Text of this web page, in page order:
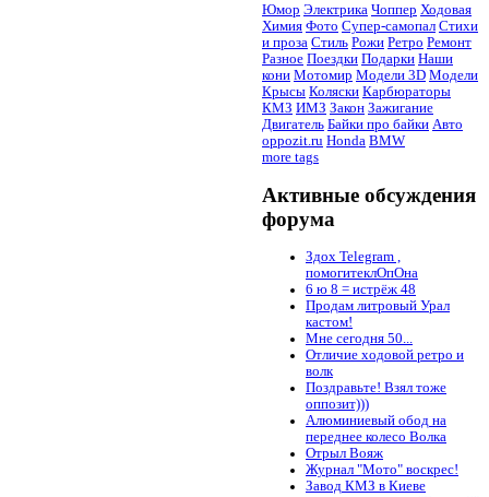
Юмор Электрика Чоппер Ходовая
Химия Фото Супер-самопал Стихи
и проза Стиль Рожи Ретро Ремонт
Разное Поездки Подарки Наши
кони Мотомир Модели 3D Модели
Крысы Коляски Карбюраторы
КМЗ ИМЗ Закон Зажигание
Двигатель Байки про байки Авто
oppozit.ru Honda BMW
more tags
Активные обсуждения
форума
Здох Telegram ,
помогитеклОпОна
6 ю 8 = истрёж 48
Продам литровый Урал
кастом!
Мне сегодня 50...
Отличие ходовой ретро и
волк
Поздравьте! Взял тоже
оппозит)))
Алюминиевый обод на
переднее колесо Волка
Отрыл Вояж
Журнал "Мото" воскрес!
Завод КМЗ в Киеве